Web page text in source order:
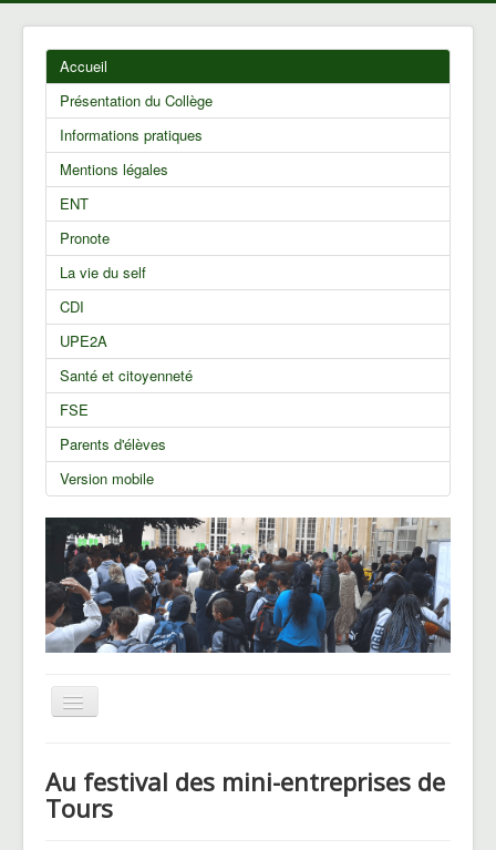
Accueil
Présentation du Collège
Informations pratiques
Mentions légales
ENT
Pronote
La vie du self
CDI
UPE2A
Santé et citoyenneté
FSE
Parents d'élèves
Version mobile
Basculer
la
CHAM
Au festival des mini-entreprises de
Tours